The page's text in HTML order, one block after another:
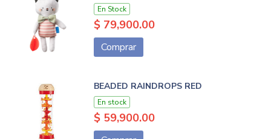
En Stock
$ 79,900.00
Comprar
BEADED RAINDROPS RED
En stock
$ 59,900.00